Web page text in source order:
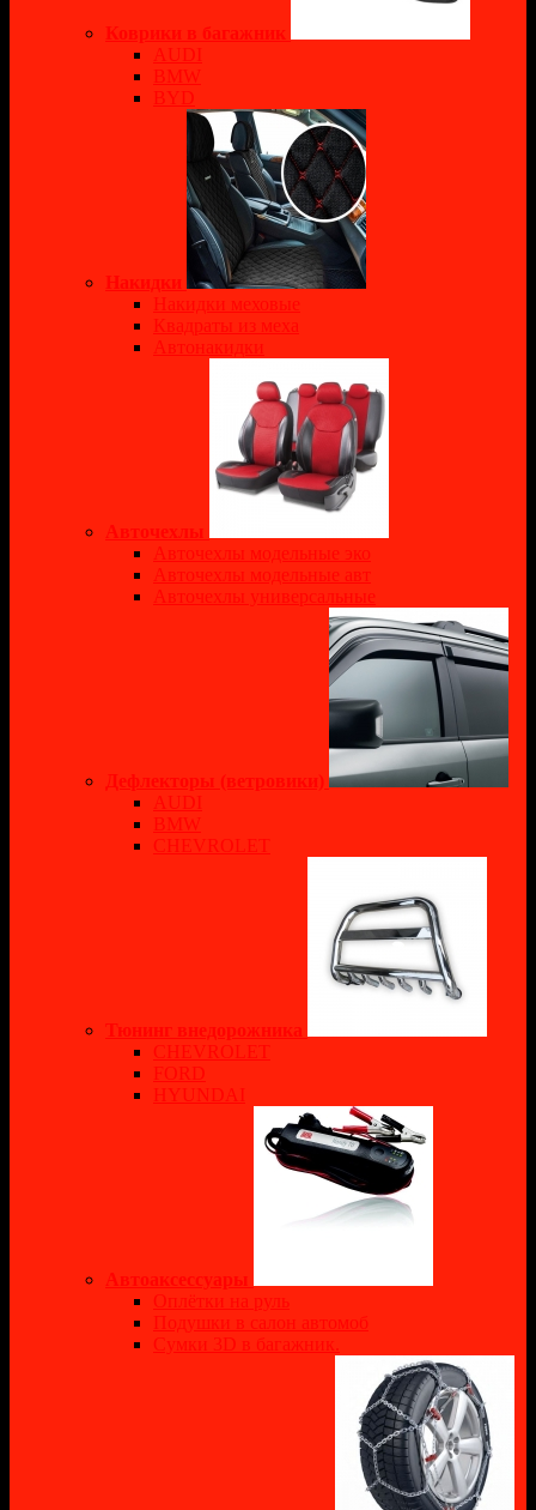
Коврики в багажник
AUDI
BMW
BYD
Накидки
Накидки меховые
Квадраты из меха
Автонакидки
Авточехлы
Авточехлы модельные эко
Авточехлы модельные авт
Авточехлы универсальные
Дефлекторы (ветровики)
AUDI
BMW
CHEVROLET
Тюнинг внедорожника
CHEVROLET
FORD
HYUNDAI
Автоаксессуары
Оплётки на руль
Подушки в салон автомоб
Сумки 3D в багажник.